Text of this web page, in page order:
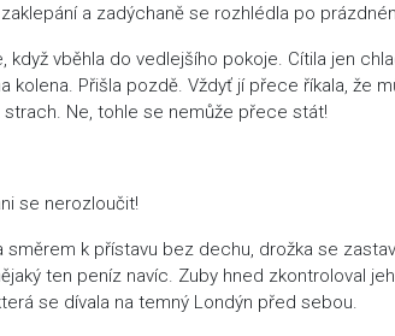
a zadýchaně se rozhlédla po
když vběhla do vedlejšího pokoje. Cítila jen
kolena. Přišla pozdě. Vždyť jí přece říkala, že
Ne, tohle se nemůže přece stát!
se nerozloučit!
k přístavu bez dechu, drožka se
ten peníz navíc. Zuby hned zkontroloval
se dívala na temný Londýn před sebou.